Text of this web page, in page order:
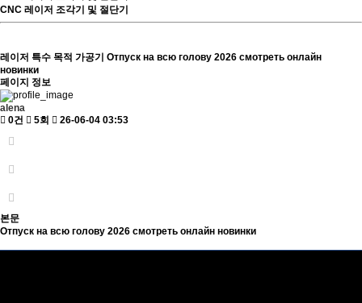
CNC 레이저 조각기 및 절단기
레이저 특수 목적 가공기 Отпуск на всю голову 2026 смотреть онлайн
новинки
페이지 정보
alena
0건
5회 26-06-04 03:53
본문
Отпуск на всю голову 2026 смотреть онлайн новинки